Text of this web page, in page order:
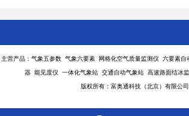
主营产品：气象五参数 气象六要素 网格化空气质量监测仪 六要素自
器 能见度仪 一体化气象站 交通自动气象站 高速路面结冰
版权所有：富奥通科技（北京）有限公司